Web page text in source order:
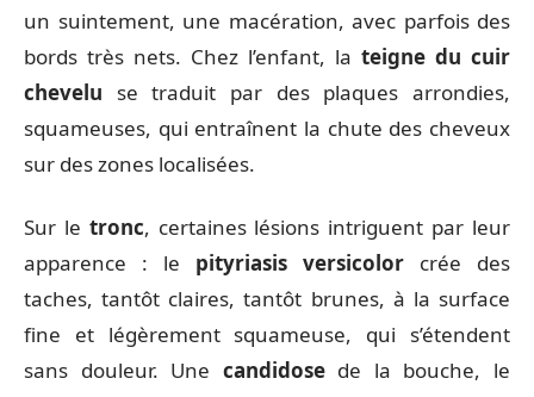
un suintement, une macération, avec parfois des
bords très nets. Chez l’enfant, la teigne du cuir
chevelu se traduit par des plaques arrondies,
squameuses, qui entraînent la chute des cheveux
sur des zones localisées.
Sur le tronc, certaines lésions intriguent par leur
apparence : le pityriasis versicolor crée des
taches, tantôt claires, tantôt brunes, à la surface
fine et légèrement squameuse, qui s’étendent
sans douleur. Une candidosede la bouche, le